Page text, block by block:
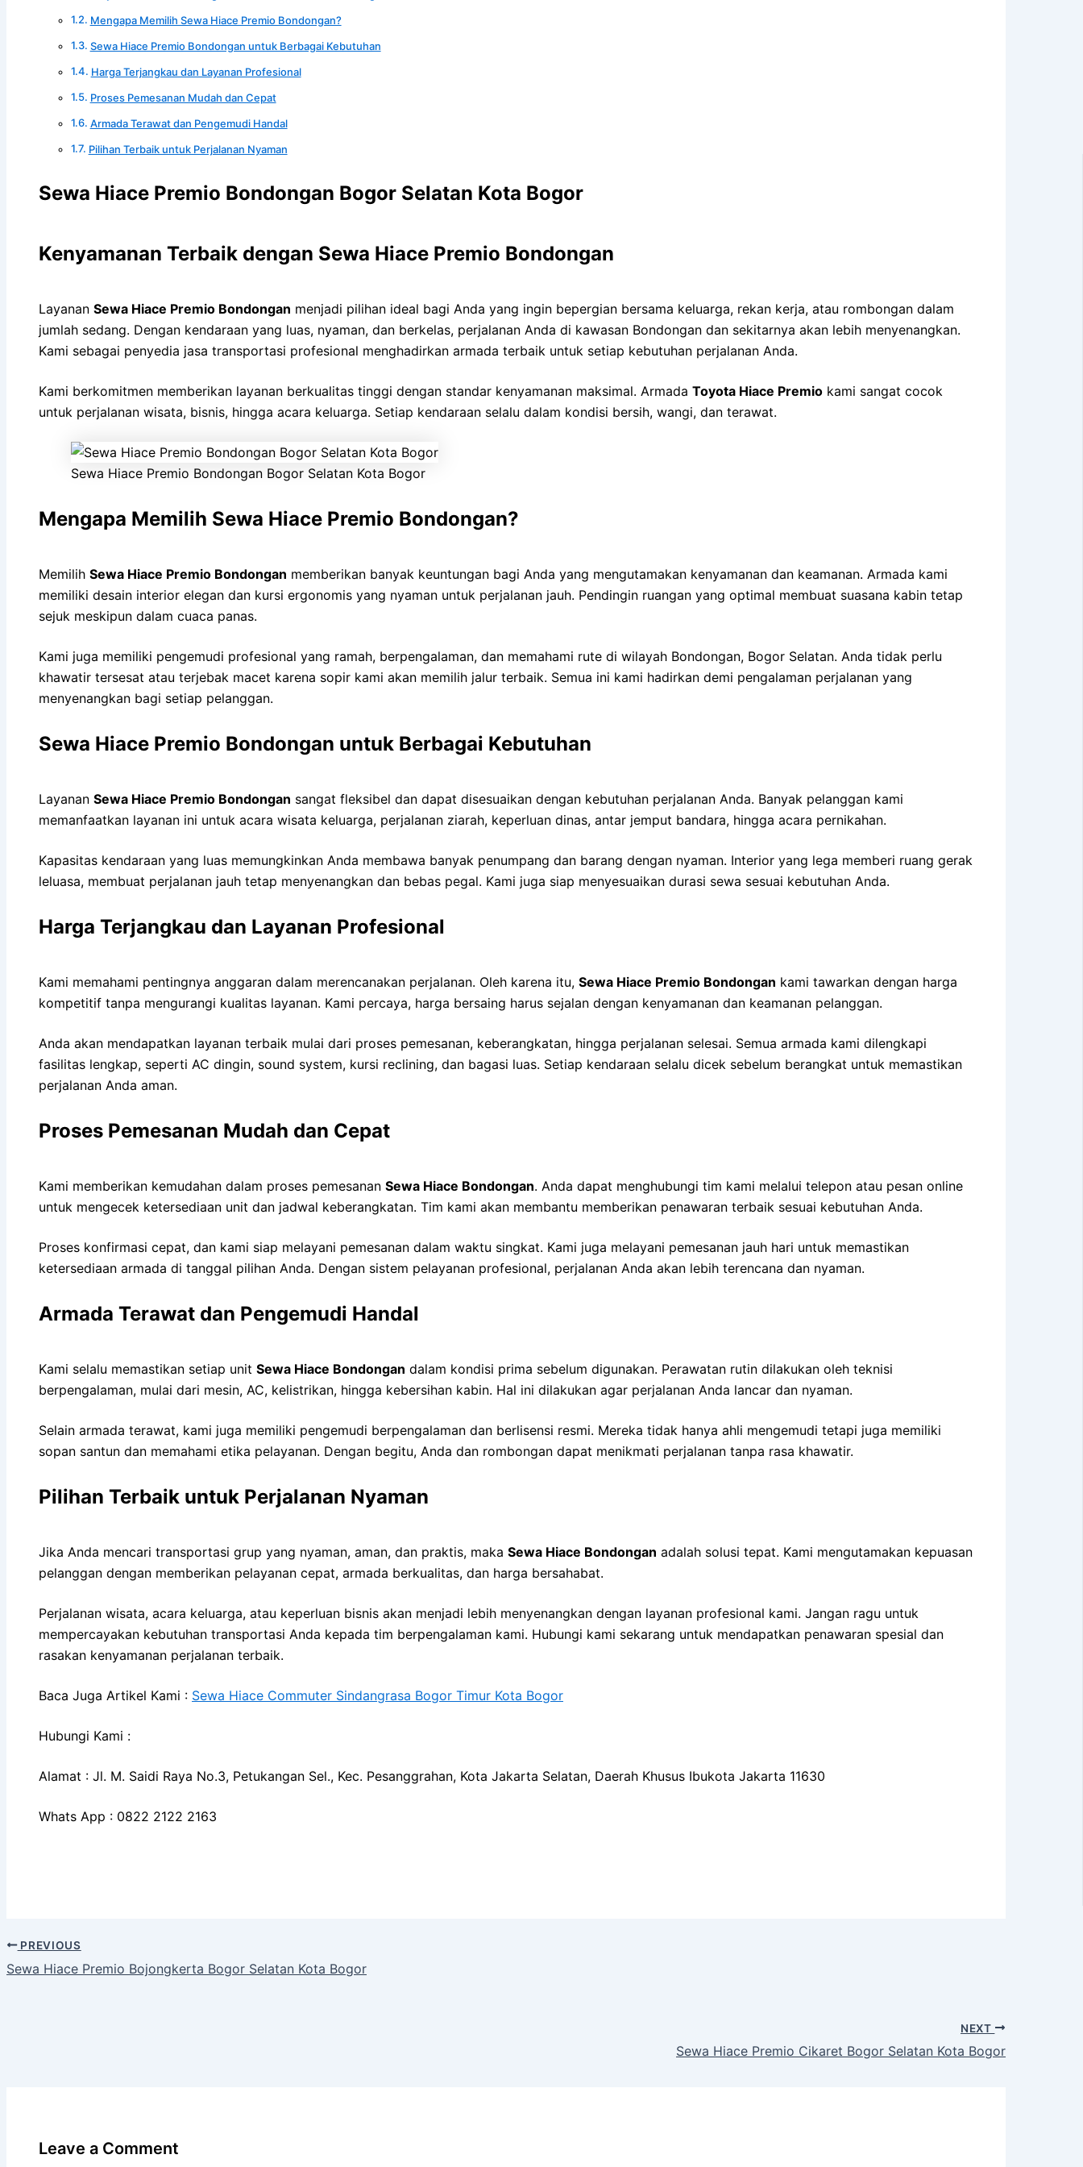
Mengapa Memilih Sewa Hiace Premio Bondongan?
Sewa Hiace Premio Bondongan untuk Berbagai Kebutuhan
Harga Terjangkau dan Layanan Profesional
Proses Pemesanan Mudah dan Cepat
Armada Terawat dan Pengemudi Handal
Pilihan Terbaik untuk Perjalanan Nyaman
Sewa Hiace Premio Bondongan Bogor Selatan Kota Bogor
Kenyamanan Terbaik dengan Sewa Hiace Premio Bondongan
Layanan Sewa Hiace Premio Bondongan menjadi pilihan ideal bagi Anda yang ingin bepergian bersama keluarga, rekan kerja, atau rombongan dalam
jumlah sedang. Dengan kendaraan yang luas, nyaman, dan berkelas, perjalanan Anda di kawasan Bondongan dan sekitarnya akan lebih menyenangkan.
Kami sebagai penyedia jasa transportasi profesional menghadirkan armada terbaik untuk setiap kebutuhan perjalanan Anda.
Kami berkomitmen memberikan layanan berkualitas tinggi dengan standar kenyamanan maksimal. Armada Toyota Hiace Premio kami sangat cocok
untuk perjalanan wisata, bisnis, hingga acara keluarga. Setiap kendaraan selalu dalam kondisi bersih, wangi, dan terawat.
Sewa Hiace Premio Bondongan Bogor Selatan Kota Bogor
Mengapa Memilih Sewa Hiace Premio Bondongan?
Memilih Sewa Hiace Premio Bondongan memberikan banyak keuntungan bagi Anda yang mengutamakan kenyamanan dan keamanan. Armada kami
memiliki desain interior elegan dan kursi ergonomis yang nyaman untuk perjalanan jauh. Pendingin ruangan yang optimal membuat suasana kabin tetap
sejuk meskipun dalam cuaca panas.
Kami juga memiliki pengemudi profesional yang ramah, berpengalaman, dan memahami rute di wilayah Bondongan, Bogor Selatan. Anda tidak perlu
khawatir tersesat atau terjebak macet karena sopir kami akan memilih jalur terbaik. Semua ini kami hadirkan demi pengalaman perjalanan yang
menyenangkan bagi setiap pelanggan.
Sewa Hiace Premio Bondongan untuk Berbagai Kebutuhan
Layanan Sewa Hiace Premio Bondongan sangat fleksibel dan dapat disesuaikan dengan kebutuhan perjalanan Anda. Banyak pelanggan kami
memanfaatkan layanan ini untuk acara wisata keluarga, perjalanan ziarah, keperluan dinas, antar jemput bandara, hingga acara pernikahan.
Kapasitas kendaraan yang luas memungkinkan Anda membawa banyak penumpang dan barang dengan nyaman. Interior yang lega memberi ruang gerak
leluasa, membuat perjalanan jauh tetap menyenangkan dan bebas pegal. Kami juga siap menyesuaikan durasi sewa sesuai kebutuhan Anda.
Harga Terjangkau dan Layanan Profesional
Kami memahami pentingnya anggaran dalam merencanakan perjalanan. Oleh karena itu, Sewa Hiace Premio Bondongan kami tawarkan dengan harga
kompetitif tanpa mengurangi kualitas layanan. Kami percaya, harga bersaing harus sejalan dengan kenyamanan dan keamanan pelanggan.
Anda akan mendapatkan layanan terbaik mulai dari proses pemesanan, keberangkatan, hingga perjalanan selesai. Semua armada kami dilengkapi
fasilitas lengkap, seperti AC dingin, sound system, kursi reclining, dan bagasi luas. Setiap kendaraan selalu dicek sebelum berangkat untuk memastikan
perjalanan Anda aman.
Proses Pemesanan Mudah dan Cepat
Kami memberikan kemudahan dalam proses pemesanan Sewa Hiace Bondongan. Anda dapat menghubungi tim kami melalui telepon atau pesan online
untuk mengecek ketersediaan unit dan jadwal keberangkatan. Tim kami akan membantu memberikan penawaran terbaik sesuai kebutuhan Anda.
Proses konfirmasi cepat, dan kami siap melayani pemesanan dalam waktu singkat. Kami juga melayani pemesanan jauh hari untuk memastikan
ketersediaan armada di tanggal pilihan Anda. Dengan sistem pelayanan profesional, perjalanan Anda akan lebih terencana dan nyaman.
Armada Terawat dan Pengemudi Handal
Kami selalu memastikan setiap unit Sewa Hiace Bondongan dalam kondisi prima sebelum digunakan. Perawatan rutin dilakukan oleh teknisi
berpengalaman, mulai dari mesin, AC, kelistrikan, hingga kebersihan kabin. Hal ini dilakukan agar perjalanan Anda lancar dan nyaman.
Selain armada terawat, kami juga memiliki pengemudi berpengalaman dan berlisensi resmi. Mereka tidak hanya ahli mengemudi tetapi juga memiliki
sopan santun dan memahami etika pelayanan. Dengan begitu, Anda dan rombongan dapat menikmati perjalanan tanpa rasa khawatir.
Pilihan Terbaik untuk Perjalanan Nyaman
Jika Anda mencari transportasi grup yang nyaman, aman, dan praktis, maka Sewa Hiace Bondongan adalah solusi tepat. Kami mengutamakan kepuasan
pelanggan dengan memberikan pelayanan cepat, armada berkualitas, dan harga bersahabat.
Perjalanan wisata, acara keluarga, atau keperluan bisnis akan menjadi lebih menyenangkan dengan layanan profesional kami. Jangan ragu untuk
mempercayakan kebutuhan transportasi Anda kepada tim berpengalaman kami. Hubungi kami sekarang untuk mendapatkan penawaran spesial dan
rasakan kenyamanan perjalanan terbaik.
Baca Juga Artikel Kami : Sewa Hiace Commuter Sindangrasa Bogor Timur Kota Bogor
Hubungi Kami :
Alamat : Jl. M. Saidi Raya No.3, Petukangan Sel., Kec. Pesanggrahan, Kota Jakarta Selatan, Daerah Khusus Ibukota Jakarta 11630
Whats App : 0822 2122 2163
PREVIOUS
Sewa Hiace Premio Bojongkerta Bogor Selatan Kota Bogor
NEXT
Sewa Hiace Premio Cikaret Bogor Selatan Kota Bogor
Leave a Comment